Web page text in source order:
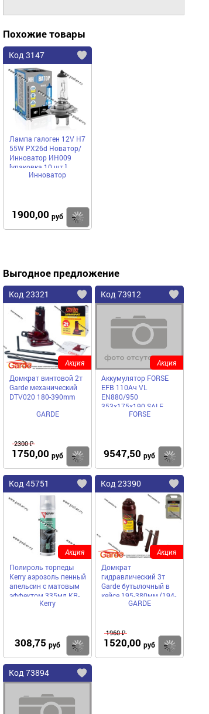
Похожие товары
Код 3147
Лампа галоген 12V H7
55W PX26d Новатор/
Инноватор ИН009
[упаковка 10 шт.]
Инноватор
1900,00 руб
Выгодное предложение
Код 23321
Домкрат винтовой 2т
Garde механический
DTV020 180-390mm
GARDE
2300 ₽
1750,00 руб Купить
Акция
Код 73912
Аккумулятор FORSE
EFB 110Ач VL
EN880/950
353х175х190 SALE
FORSE
9547,50 руб
Акция
Код 45751
Полироль торпеды
Kerry аэрозоль пенный
апельсин с матовым
эффектом 335мл KR-
Kerry
308,75 руб Купить
Акция
Код 23390
Домкрат
гидравлический 3т
Garde бутылочный в
кейсе 195-380мм (194-
372мм) DGC030
GARDE
1960 ₽
1520,00 руб
Акция
Код 73894